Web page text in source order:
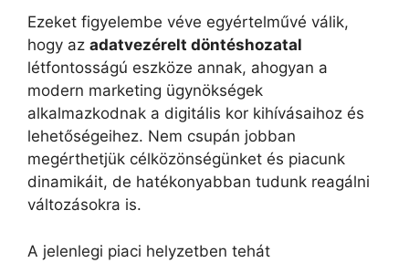
Ezeket figyelembe véve egyértelművé válik,
hogy az adatvezérelt döntéshozatal
létfontosságú eszköze annak, ahogyan a
modern marketing ügynökségek
alkalmazkodnak a digitális kor kihívásaihoz és
lehetőségeihez. Nem csupán jobban
megérthetjük célközönségünket és piacunk
dinamikáit, de hatékonyabban tudunk reagálni
változásokra is.
A jelenlegi piaci helyzetben tehát